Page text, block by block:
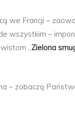
we Francji –
wszystkim –
„Zielona
– zobaczą